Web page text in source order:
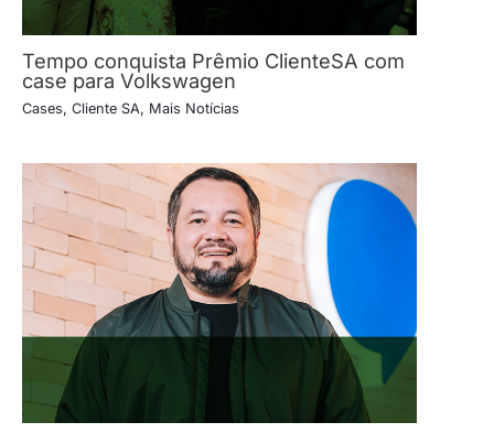
Tempo conquista Prêmio ClienteSA com
case para Volkswagen
Cases, Cliente SA, Mais Notícias